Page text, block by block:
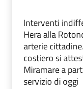
Interventi
Hera alla
arterie
costiero si
Miramare a
servizio di oggi